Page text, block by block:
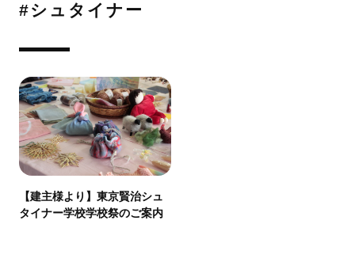
#シュタイナー
【建主様より】東京賢治シュ
タイナー学校学校祭のご案内